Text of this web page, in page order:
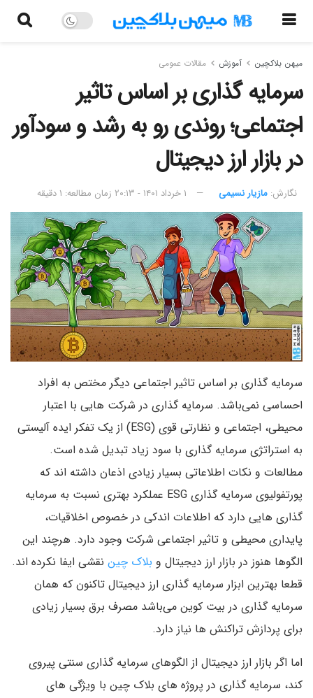
میهن بلاکچین آموزش مقالات عمومی
سرمایه گذاری بر اساس تاثیر
اجتماعی؛ روندی رو به رشد و سودآور
در بازار ارز دیجیتال
نگارش:‌ مازیار نسیمی ۱ خرداد ۱۴۰۱ - ۲۰:۱۳ زمان مطالعه: ۱ دقیقه
سرمایه گذاری بر اساس تاثیر اجتماعی دیگر مختص به افراد
احساسی نمی‌باشد. سرمایه گذاری در شرکت هایی با اعتبار
محیطی، اجتماعی و نظارتی قوی (ESG) از یک تفکر ایده آلیستی
به استراتژی سرمایه گذاری با سود زیاد تبدیل شده است.
مطالعات و نکات اطلاعاتی بسیار زیادی اذعان داشته اند که
پورتفولیوی سرمایه گذاری ESG عملکرد بهتری نسبت به سرمایه
گذاری هایی دارد که اطلاعات اندکی در خصوص اخلاقیات،
پایداری محیطی و تاثیر اجتماعی شرکت وجود دارد. هرچند این
الگوها هنوز در بازار ارز دیجیتال و بلاک چین نقشی ایفا نکرده اند.
قطعا بهترین ابزار سرمایه گذاری ارز دیجیتال تاکنون که همان
سرمایه گذاری در بیت کوین می‌باشد مصرف برق بسیار زیادی
برای پردازش تراکنش ها نیاز دارد.
اما اگر بازار ارز دیجیتال از الگوهای سرمایه گذاری سنتی پیروی
کند، سرمایه گذاری در پروژه های بلاک چین با ویژگی های